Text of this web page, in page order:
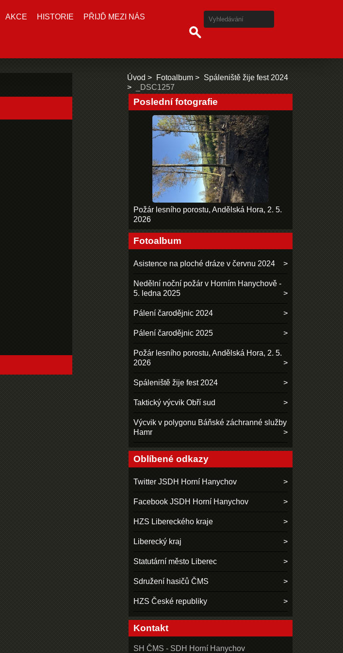
AKCE HISTORIE PŘIJĎ MEZI NÁS
Úvod Fotoalbum
Spáleniště žije fest 2024
_DSC1257
Poslední fotografie
Požár lesního porostu, Andělská Hora, 2. 5.
2026
Fotoalbum
Asistence na ploché dráze v červnu 2024
Nedělní noční požár v Horním Hanychově -
5. ledna 2025
Pálení čarodějnic 2024
Pálení čarodějnic 2025
Požár lesního porostu, Andělská Hora, 2. 5.
2026
Spáleniště žije fest 2024
Taktický výcvik Obří sud
Výcvik v polygonu Báňské záchranné služby
Hamr
Oblíbené odkazy
Twitter JSDH Horní Hanychov
Facebook JSDH Horní Hanychov
HZS Libereckého kraje
Liberecký kraj
Statutární město Liberec
Sdružení hasičů ČMS
HZS České republiky
Kontakt
SH ČMS - SDH Horní Hanychov